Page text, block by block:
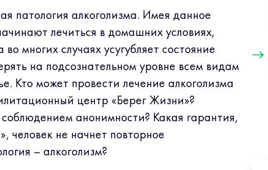
патология алкоголизма. Имея данное
лечиться в домашних условиях,
многих случаях усугубляет состояние
на подсознательном уровне всем видам
Кто может провести лечение алкоголизма
центр «Берег Жизни»?
анонимности? Какая гарантия,
человек не начнет повторное
– алкоголизм?